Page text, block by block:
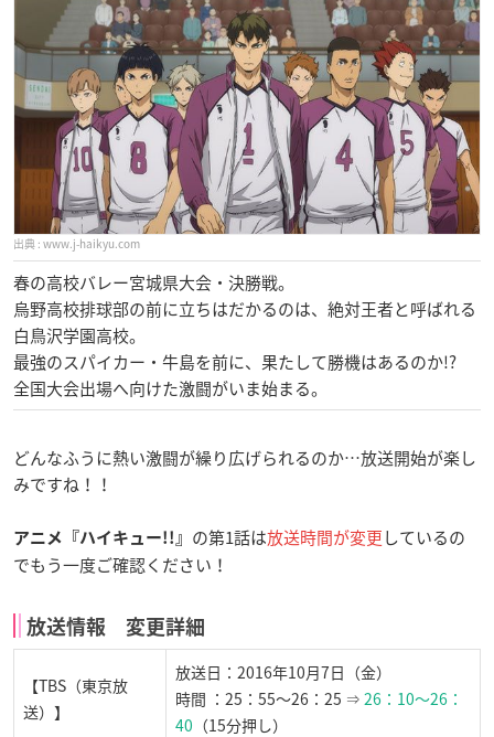
www.j-haikyu.com
春の高校バレー宮城県大会・決勝戦。
烏野高校排球部の前に立ちはだかるのは、絶対王者と呼ばれる
白鳥沢学園高校。
最強のスパイカー・牛島を前に、果たして勝機はあるのか!?
全国大会出場へ向けた激闘がいま始まる。
どんなふうに熱い激闘が繰り広げられるのか…放送開始が楽し
みですね！！
アニメ『ハイキュー!!』 の第1話は放送時間が変更しているの
でもう一度ご確認ください！
放送情報 変更詳細
【TBS（東京放
送）】
放送日：2016年10月7日（金）
時間 ：25：55〜26：25 ⇒ 26：10〜26：
40 （15分押し）